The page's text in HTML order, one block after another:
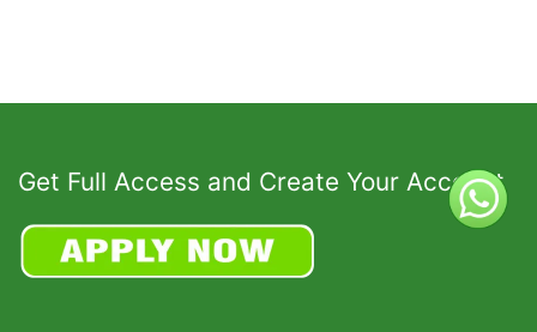
Get Full Access and Create Your Account